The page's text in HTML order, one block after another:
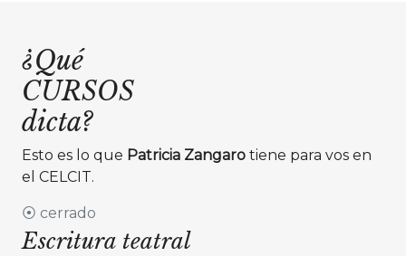
¿Qué
CURSOS
dicta?
Esto es lo que Patricia Zangaro tiene para vos en
el CELCIT.
⦿ cerrado
Escritura teatral